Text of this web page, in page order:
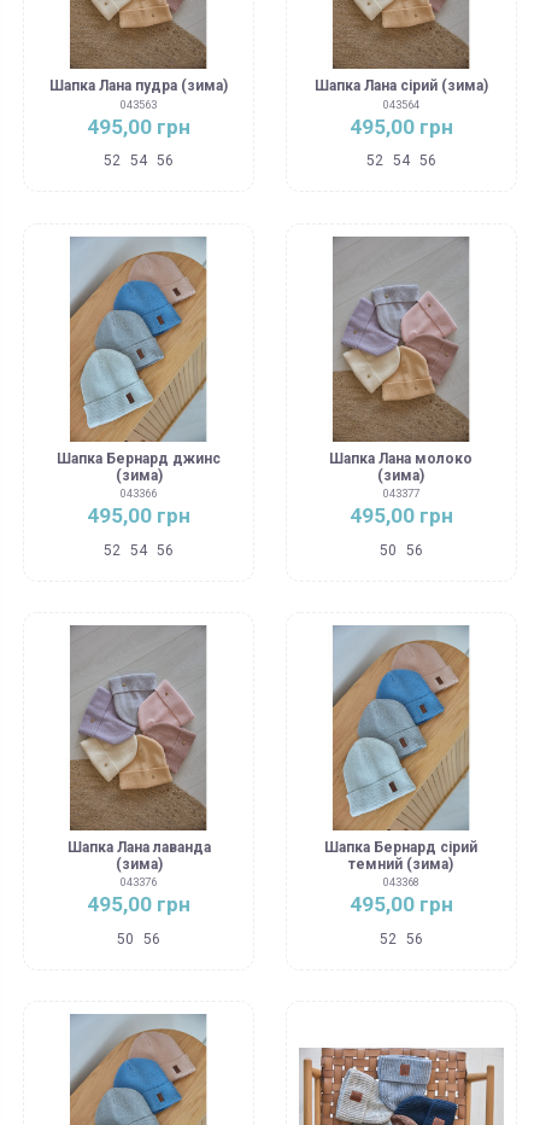
Шапка Лана пудра (зима)
043563
495,00 грн
52 54 56
Шапка Лана сірий (зима)
043564
495,00 грн
52 54 56
Шапка Бернард джинс
(зима)
043366
495,00 грн
52 54 56
Шапка Лана молоко
(зима)
043377
495,00 грн
50 56
Шапка Лана лаванда
(зима)
043376
495,00 грн
50 56
Шапка Бернард сірий
темний (зима)
043368
495,00 грн
52 56